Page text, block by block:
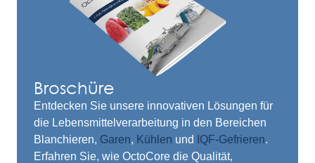
Broschüre
Entdecken Sie unsere innovativen Lösungen für
die Lebensmittelverarbeitung in den Bereichen
Blanchieren, Garen, Kühlen und IQF-Gefrieren.
Erfahren Sie, wie OctoCore die Qualität,